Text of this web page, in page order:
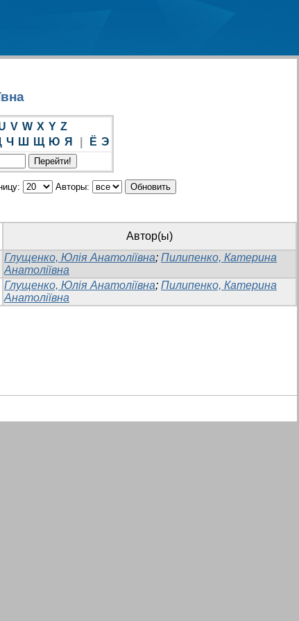
V W X Y Z
Ч Ш Щ Ю Я Ё Э
Авторы:
Автор(ы)
Глущенко, Юлія Анатоліївна; Пилипенко, Катерина
Анатоліївна
Глущенко, Юлія Анатоліївна; Пилипенко, Катерина
Анатоліївна